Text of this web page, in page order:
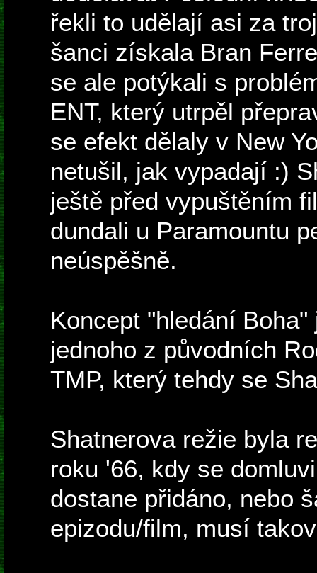
řekli to udělají asi za
šanci získala Bran
se ale potýkali s
ENT, který utrpěl
se efekt dělaly v New
netušil, jak vypadají :)
ještě před vypuštěním
dundali u Paramountu
neúspěšně.
Koncept "hledání
jednoho z původních
TMP, který tehdy se
Shatnerova režie byla
roku '66, kdy se
dostane přidáno, nebo
epizodu/film, musí